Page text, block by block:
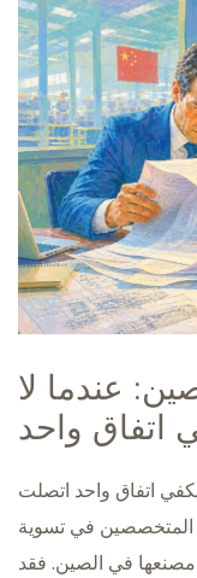
عندما لا
اتفاق واحد
اتفاق واحد اتصلت
المتخصصين في تسوية
مصنعها في الصين. فقد